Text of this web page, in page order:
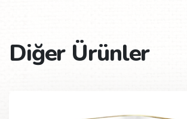
Diğer Ürünler